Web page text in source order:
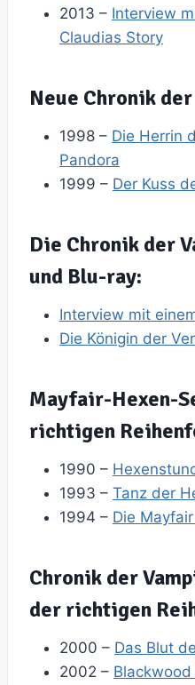
2013 – Interview
Claudias Story
Neue Chronik
1998 – Die Herrin
Pandora
1999 – Der Kuss
Die Chronik der
und Blu-ray:
Interview mit
Die Königin der
Mayfair-Hexen-
richtigen
1990 –
1993 – Tanz der
1994 – Die
Chronik der
der richtigen
2000 – Das Blut
2002 – Blackwood